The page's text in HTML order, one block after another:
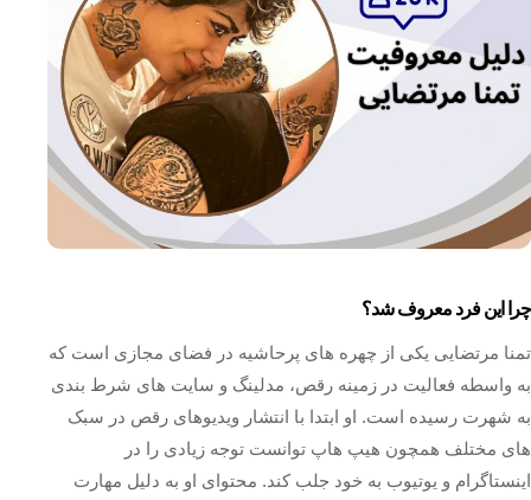
چرا این فرد معروف شد؟
تمنا مرتضایی یکی از چهره‌ های پرحاشیه در فضای مجازی است که
به واسطه فعالیت در زمینه رقص، مدلینگ و سایت‌ های شرط‌ بندی
به شهرت رسیده است. او ابتدا با انتشار ویدیوهای رقص در سبک‌
های مختلف همچون هیپ‌ هاپ توانست توجه زیادی را در
اینستاگرام و یوتیوب به خود جلب کند. محتوای او به دلیل مهارت